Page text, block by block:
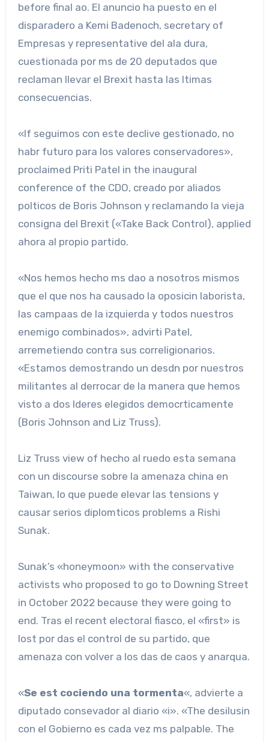
before final ao. El anuncio ha puesto en el
disparadero a Kemi Badenoch, secretary of
Empresas y representative del ala dura,
cuestionada por ms de 20 deputados que
reclaman llevar el Brexit hasta las ltimas
consecuencias.
«If seguimos con este declive gestionado, no
habr futuro para los valores conservadores»,
proclaimed Priti Patel in the inaugural
conference of the CDO, creado por aliados
polticos de Boris Johnson y reclamando la vieja
consigna del Brexit («Take Back Control), applied
ahora al propio partido.
«Nos hemos hecho ms dao a nosotros mismos
que el que nos ha causado la oposicin laborista,
las campaas de la izquierda y todos nuestros
enemigo combinados», advirti Patel,
arremetiendo contra sus correligionarios.
«Estamos demostrando un desdn por nuestros
militantes al derrocar de la manera que hemos
visto a dos lderes elegidos democrticamente
(Boris Johnson and Liz Truss).
Liz Truss view of hecho al ruedo esta semana
con un discourse sobre la amenaza china en
Taiwan, lo que puede elevar las tensions y
causar serios diplomticos problems a Rishi
Sunak.
Sunak’s «honeymoon» with the conservative
activists who proposed to go to Downing Street
in October 2022 because they were going to
end. Tras el recent electoral fiasco, el «first» is
lost por das el control de su partido, que
amenaza con volver a los das de caos y anarqua.
«Se est cociendo una tormenta«, advierte a
diputado consevador al diario «i». «The desilusin
con el Gobierno es cada vez ms palpable. The